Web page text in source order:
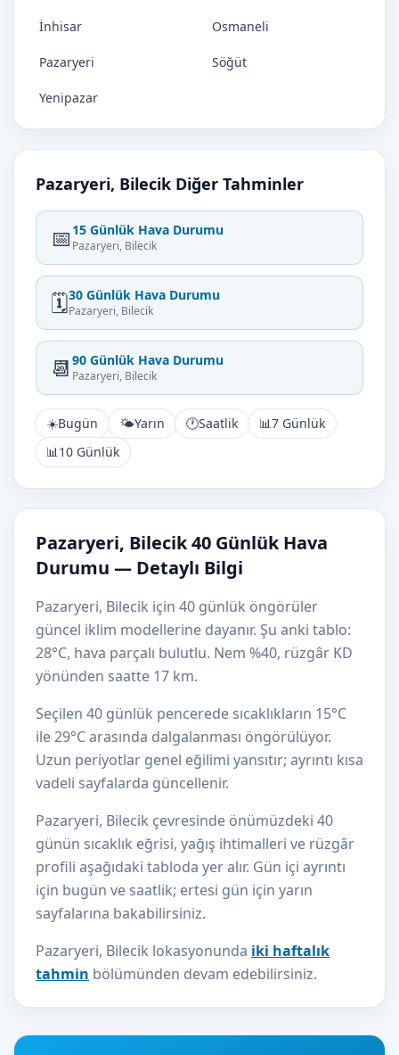
İnhisar Osmaneli
Pazaryeri Söğüt
Yenipazar
Pazaryeri, Bilecik Diğer Tahminler
📅 15 Günlük Hava Durumu
Pazaryeri, Bilecik
🗓️30 Günlük Hava Durumu
Pazaryeri, Bilecik
📆 90 Günlük Hava Durumu
Pazaryeri, Bilecik
☀️Bugün 🌤️Yarın 🕐Saatlik 📊7 Günlük
📊10 Günlük
Pazaryeri, Bilecik 40 Günlük Hava
Durumu — Detaylı Bilgi
Pazaryeri, Bilecik için 40 günlük öngörüler
güncel iklim modellerine dayanır. Şu anki tablo:
28°C, hava parçalı bulutlu. Nem %40, rüzgâr KD
yönünden saatte 17 km.
Seçilen 40 günlük pencerede sıcaklıkların 15°C
ile 29°C arasında dalgalanması öngörülüyor.
Uzun periyotlar genel eğilimi yansıtır; ayrıntı kısa
vadeli sayfalarda güncellenir.
Pazaryeri, Bilecik çevresinde önümüzdeki 40
günün sıcaklık eğrisi, yağış ihtimalleri ve rüzgâr
profili aşağıdaki tabloda yer alır. Gün içi ayrıntı
için bugün ve saatlik; ertesi gün için yarın
sayfalarına bakabilirsiniz.
Pazaryeri, Bilecik lokasyonunda iki haftalık
tahmin bölümünden devam edebilirsiniz.